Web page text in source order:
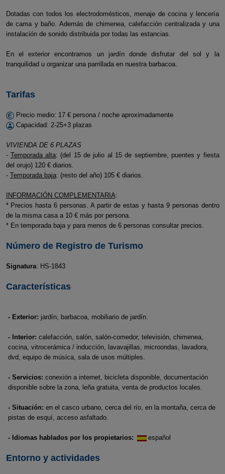
Dotadas con todos los electrodomésticos, menaje de cocina y lencería
de cama y baño. Además de chimenea, calefacción centralizada y una
instalación de sonido distribuida por todas las estancias.
En el exterior encontramos un jardín donde disfrutar del sol y la
tranquilidad u organizar una parrillada en nuestra barbacoa.
Tarifas
Precio medio: 17 € persona / noche aproximadamente
Capacidad: 2-25+3 plazas
VIVIENDA DE 6 PLAZAS
- Temporada alta: (del 15 de julio al 15 de septiembre, puentes y fiesta
del orujo) 120 € diarios.
- Temporada baja: (resto del año) 105 € diarios.
INFORMACIÓN COMPLEMENTARIA:
* Precios hasta 6 personas. A partir de estas y hasta 9 personas dentro
de la misma casa a 10 € más por persona.
* En temporada baja y para menos de 6 personas consultar precios.
Número de Registro de Turismo
Signatura: HS-1843
Características
- Exterior: jardín, barbacoa, mobiliario de jardín.
- Interior: calefacción, salón, salón-comedor, televisión, chimenea,
cocina, vitrocerámica / inducción, lavavajillas, microondas, lavadora,
dvd, equipo de música, sala de usos múltiples.
- Servicios: conexión a internet, bicicleta disponible, documentación
disponible sobre la zona, leña gratuita, venta de productos locales.
- Situación: en el casco urbano, cerca del río, en la montaña, cerca de
pistas de esquí, acceso asfaltado.
- Idiomas hablados por los propietarios: español
Entorno y actividades